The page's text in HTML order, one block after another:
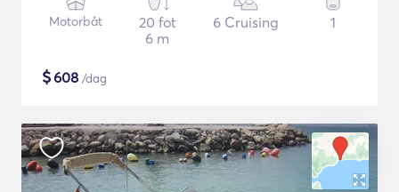
Motorbåt
20 fot
6 m
6 Cruising 1
$608 /dag